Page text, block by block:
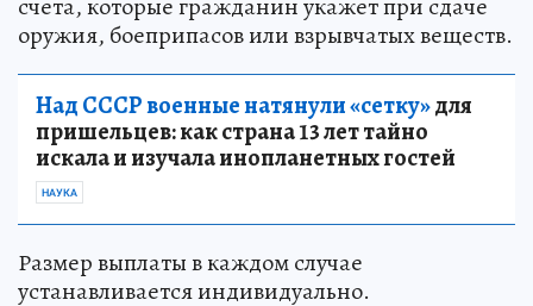
оружия, боеприпасов или взрывчатых веществ.
Над СССР военные натянули «сетку»для
пришельцев: как страна 13 лет тайно
искала и изучала инопланетных гостей
НАУКА
Размер выплаты в каждом случае
устанавливается индивидуально.